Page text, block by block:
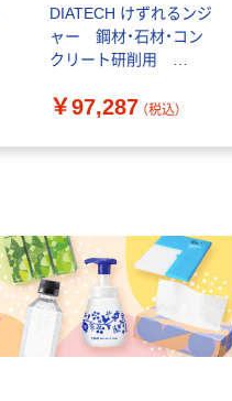
DIATECH けずれるンジ
ャー 鋼材・石材・コン
クリート研削用
ム2 6300030589 1箱
￥97,287 （税込）